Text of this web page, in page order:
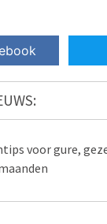
voor gure,